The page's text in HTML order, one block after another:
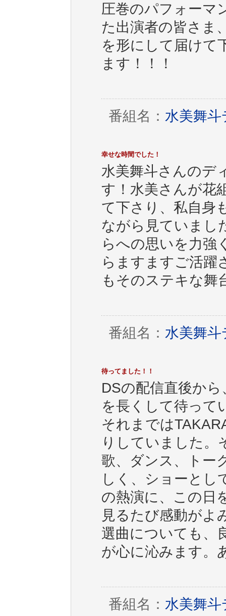
圧巻のパフォーマ
た出演者の皆さま
を形にして届けて
ます！！！
番組名： 水美舞
幸せな時間でした！
水美舞斗さんのデ
す！水美さんが花
て下さり、私自身
ながら見ていまし
らへの思いを力強
らますますご活躍
もそのステキな舞
番組名： 水美舞
待ってました！！
DSの配信直後か
を長くして待って
それまでは
りしていました。
歌、ダンス、トー
しく、ショーとし
の熱演に、この日
見るたび感動がよ
選曲についても、
が心に沁みます。
番組名： 水美舞